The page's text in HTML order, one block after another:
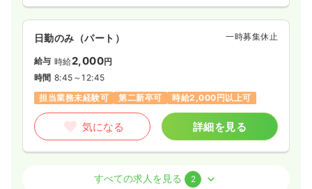
日勤のみ（パート） 一時募集休止
給与 時給2,000円
時間 8:45～12:45
担当業務未経験可
第二新卒可 時給2,000円以上可
気になる 詳細を見る
オペ室(手術室)正・准看護師
すべての求人を見る 2